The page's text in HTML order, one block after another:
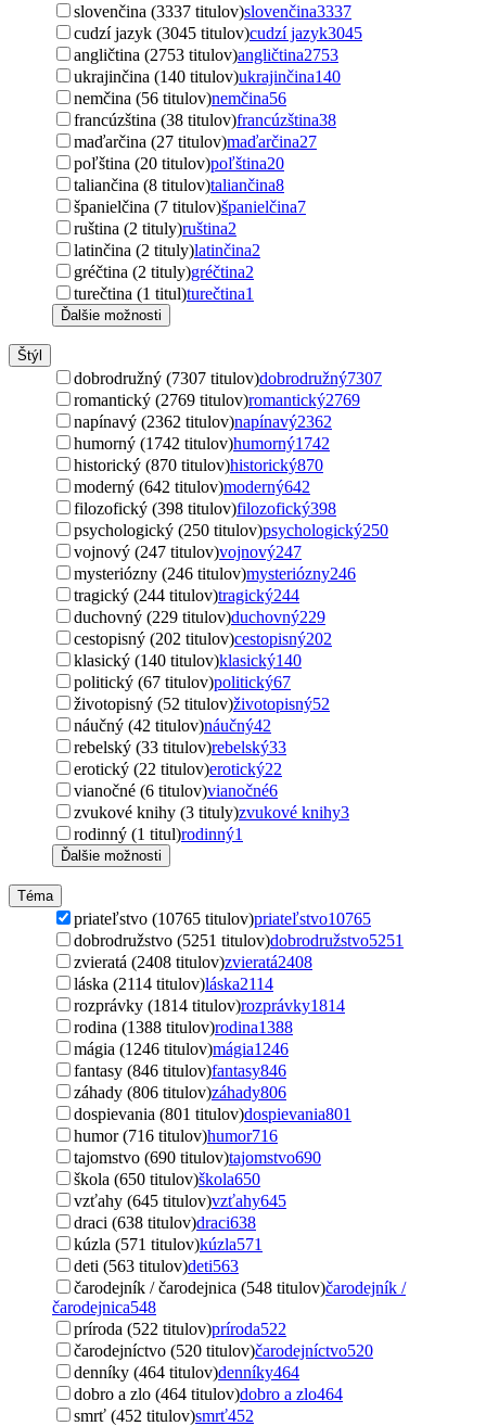
slovenčina (3337 titulov)slovenčina3337
cudzí jazyk (3045 titulov)cudzí jazyk3045
angličtina (2753 titulov)angličtina2753
ukrajinčina (140 titulov)ukrajinčina140
nemčina (56 titulov)nemčina56
francúzština (38 titulov)francúzština38
maďarčina (27 titulov)maďarčina27
poľština (20 titulov)poľština20
taliančina (8 titulov)taliančina8
španielčina (7 titulov)španielčina7
ruština (2 tituly)ruština2
latinčina (2 tituly)latinčina2
gréčtina (2 tituly)gréčtina2
turečtina (1 titul)turečtina1
Ďalšie možnosti
Štýl
dobrodružný (7307 titulov)dobrodružný7307
romantický (2769 titulov)romantický2769
napínavý (2362 titulov)napínavý2362
humorný (1742 titulov)humorný1742
historický (870 titulov)historický870
moderný (642 titulov)moderný642
filozofický (398 titulov)filozofický398
psychologický (250 titulov)psychologický250
vojnový (247 titulov)vojnový247
mysteriózny (246 titulov)mysteriózny246
tragický (244 titulov)tragický244
duchovný (229 titulov)duchovný229
cestopisný (202 titulov)cestopisný202
klasický (140 titulov)klasický140
politický (67 titulov)politický67
životopisný (52 titulov)životopisný52
náučný (42 titulov)náučný42
rebelský (33 titulov)rebelský33
erotický (22 titulov)erotický22
vianočné (6 titulov)vianočné6
zvukové knihy (3 tituly)zvukové knihy3
rodinný (1 titul)rodinný1
Ďalšie možnosti
Téma
priateľstvo (10765 titulov)priateľstvo10765
dobrodružstvo (5251 titulov)dobrodružstvo5251
zvieratá (2408 titulov)zvieratá2408
láska (2114 titulov)láska2114
rozprávky (1814 titulov)rozprávky1814
rodina (1388 titulov)rodina1388
mágia (1246 titulov)mágia1246
fantasy (846 titulov)fantasy846
záhady (806 titulov)záhady806
dospievania (801 titulov)dospievania801
humor (716 titulov)humor716
tajomstvo (690 titulov)tajomstvo690
škola (650 titulov)škola650
vzťahy (645 titulov)vzťahy645
draci (638 titulov)draci638
kúzla (571 titulov)kúzla571
deti (563 titulov)deti563
čarodejník / čarodejnica (548 titulov)čarodejník /
čarodejnica548
príroda (522 titulov)príroda522
čarodejníctvo (520 titulov)čarodejníctvo520
denníky (464 titulov)denníky464
dobro a zlo (464 titulov)dobro a zlo464
smrť (452 titulov)smrť452